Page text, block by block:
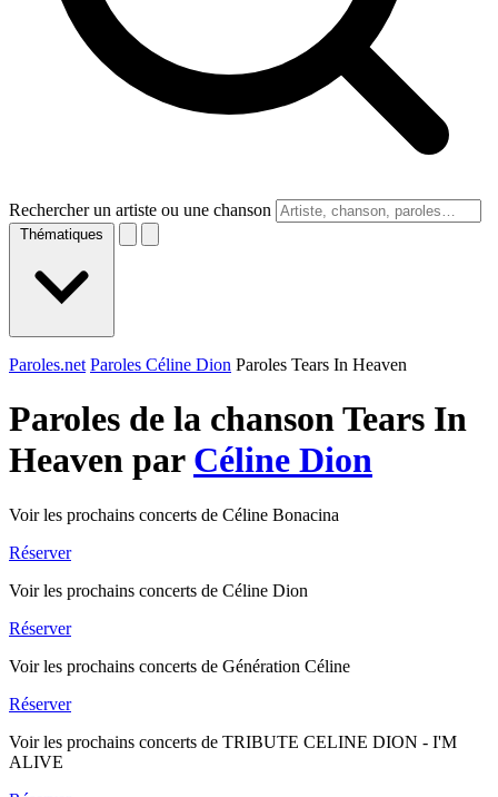
Rechercher un artiste ou une chanson
Thématiques
Paroles.net Paroles Céline Dion Paroles Tears In Heaven
Paroles de la chanson Tears In
Heaven par Céline Dion
Voir les prochains concerts de Céline Bonacina
Réserver
Voir les prochains concerts de Céline Dion
Réserver
Voir les prochains concerts de Génération Céline
Réserver
Voir les prochains concerts de TRIBUTE CELINE DION - I'M
ALIVE